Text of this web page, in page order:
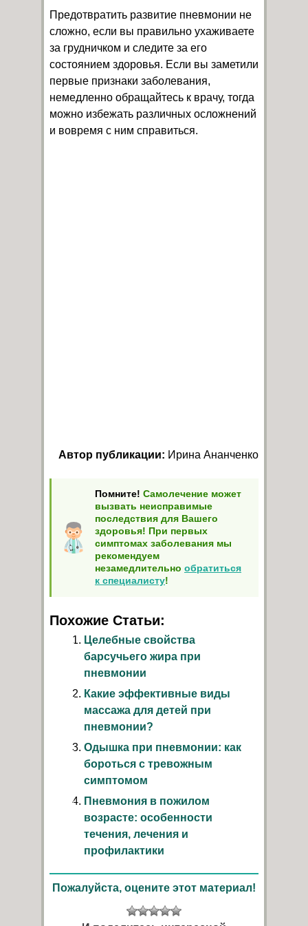
Предотвратить развитие пневмонии не
сложно, если вы правильно ухаживаете
за грудничком и следите за его
состоянием здоровья. Если вы заметили
первые признаки заболевания,
немедленно обращайтесь к врачу, тогда
можно избежать различных осложнений
и вовремя с ним справиться.
Автор публикации: Ирина Ананченко
Помните! Самолечение может
вызвать неисправимые
последствия для Вашего
здоровья! При первых
симптомах заболевания мы
рекомендуем
незамедлительно обратиться
к специалисту!
Похожие Статьи:
Целебные свойства
барсучьего жира при
пневмонии
Какие эффективные виды
массажа для детей при
пневмонии?
Одышка при пневмонии: как
бороться с тревожным
симптомом
Пневмония в пожилом
возрасте: особенности
течения, лечения и
профилактики
Пожалуйста, оцените этот материал!